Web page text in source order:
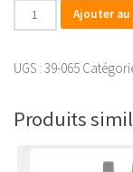
quantité
de
DE
DROITE
Ajouter au
UGS : 39-065
Produits